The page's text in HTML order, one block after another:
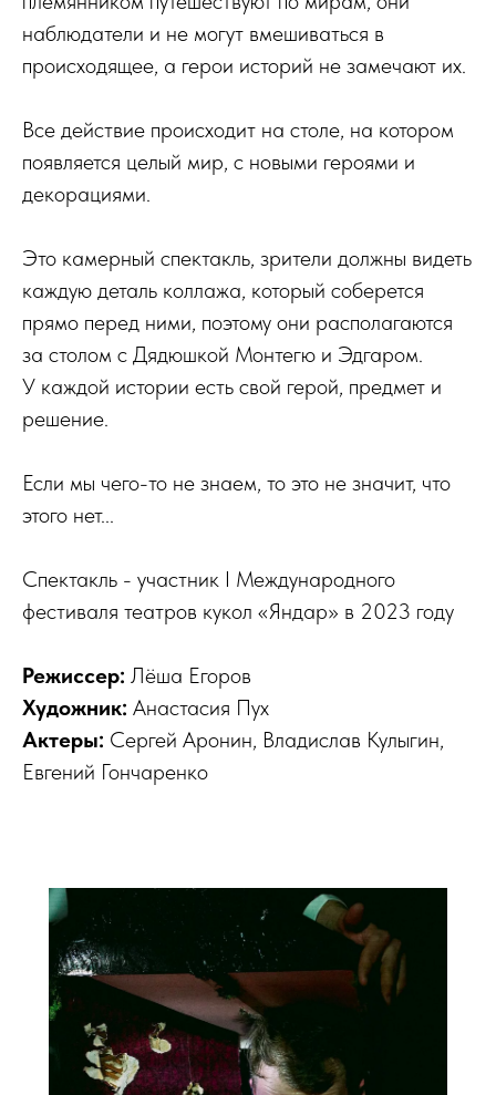
наблюдатели и не могут вмешиваться в
происходящее, а герои историй не замечают их.
Все действие происходит на столе, на котором
появляется целый мир, с новыми героями и
декорациями.
Это камерный спектакль, зрители должны видеть
каждую деталь коллажа, который соберется
прямо перед ними, поэтому они располагаются
за столом с Дядюшкой Монтегю и Эдгаром.
У каждой истории есть свой герой, предмет и
решение.
Если мы чего-то не знаем, то это не значит, что
этого нет...
Спектакль - участник I Международного
фестиваля театров кукол «Яндар» в 2023 году
Режиссер: Лёша Егоров
Художник: Анастасия Пух
Актеры: Сергей Аронин, Владислав Кулыгин,
Евгений Гончаренко